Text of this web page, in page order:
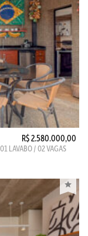
R$ 2.580.000,00
LAVABO / 02 VAGAS